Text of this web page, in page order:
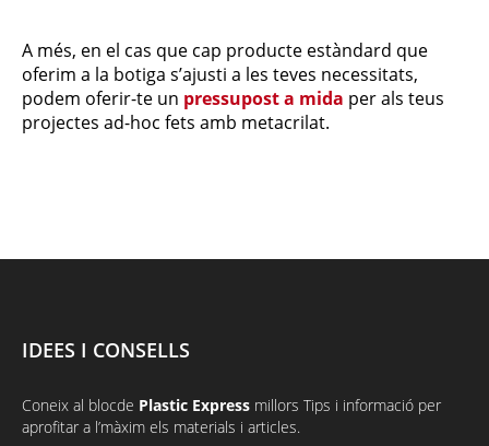
A més, en el cas que cap producte estàndard que
oferim a la botiga s’ajusti a les teves necessitats,
podem oferir-te un pressupost a mida per als teus
projectes ad-hoc fets amb metacrilat.
IDEES I CONSELLS
Coneix al blocde Plastic Express millors Tips i informació per
aprofitar a l’màxim els materials i articles.